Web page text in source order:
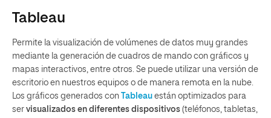
Tableau
Permite la visualización de volúmenes de datos muy grandes
mediante la generación de cuadros de mando con gráficos y
mapas interactivos, entre otros. Se puede utilizar una versión de
escritorio en nuestros equipos o de manera remota en la nube.
Los gráficos generados con
Tableau están optimizados para
ser visualizados en diferentes dispositivos (teléfonos, tabletas,